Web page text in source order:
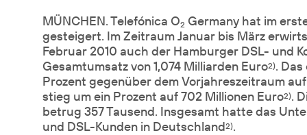
MÜNCHEN. Telefónica O2 Germany hat im
gesteigert. Im Zeitraum Januar bis März
Februar 2010 auch der Hamburger DSL- und
Gesamtumsatz von 1,074 Milliarden Euro2).
Prozent gegenüber dem Vorjahreszeitraum
stieg um ein Prozent auf 702 Millionen Euro2).
betrug 357 Tausend. Insgesamt hatte das
und DSL-Kunden in Deutschland2).